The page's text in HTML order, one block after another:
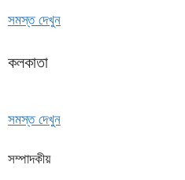
সমস্ত দেখুন
কলকাতা
সমস্ত দেখুন
সম্পাদকীয়